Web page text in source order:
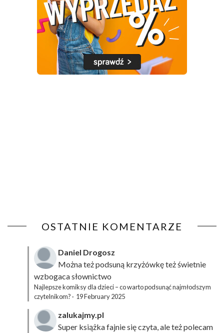
OSTATNIE KOMENTARZE
Daniel Drogosz
Można też podsuną krzyżówkęteż świetnie
wzbogaca słownictwo
Najlepsze komiksy dla dzieci – co warto podsunąć najmłodszym
czytelnikom? · 19 February 2025
zalukajmy.pl
Super książka fajnie się czyta, ale też polecam